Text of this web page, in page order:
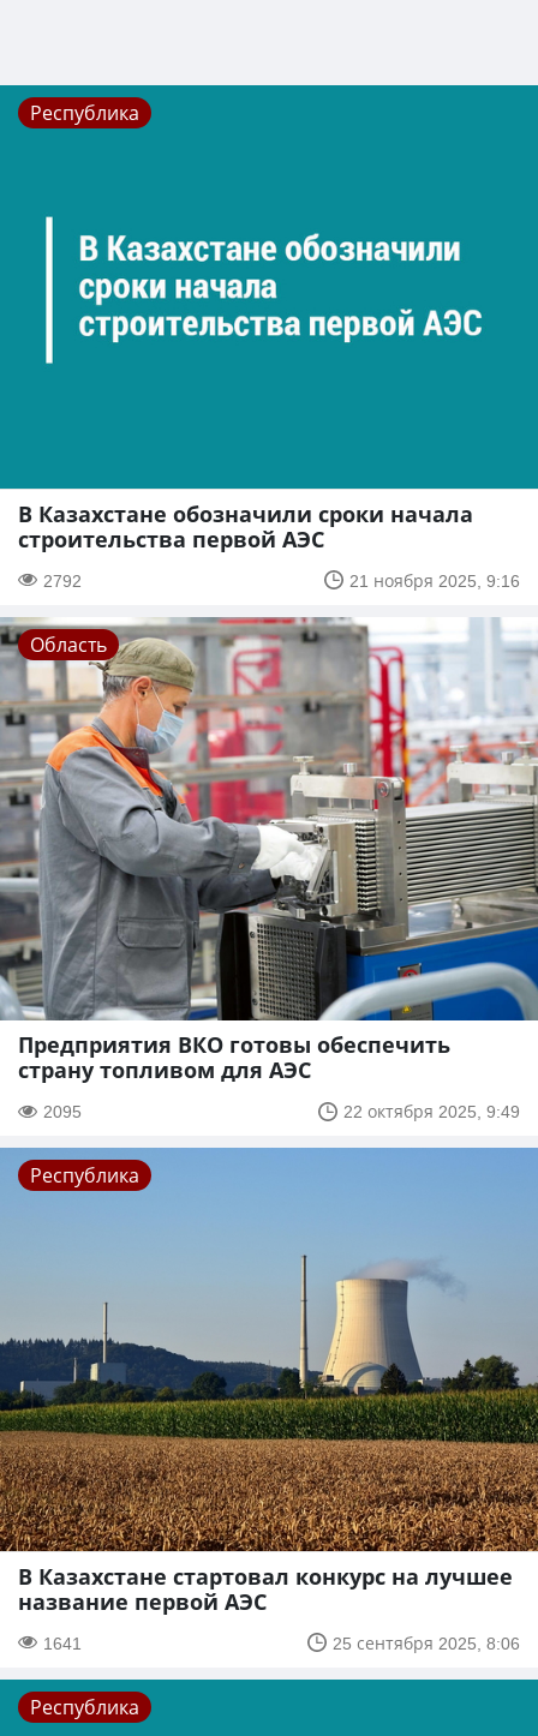
Республика
В Казахстане обозначили сроки начала
строительства первой АЭС
2792 21 ноября 2025, 9:16
Область
Предприятия ВКО готовы обеспечить
страну топливом для АЭС
2095 22 октября 2025, 9:49
Республика
В Казахстане стартовал конкурс на лучшее
название первой АЭС
1641 25 сентября 2025, 8:06
Республика